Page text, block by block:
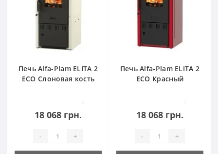
Печь Alfa-Plam ELITA 2
ECO Слоновая кость
18 068 грн.
- +
Печь Alfa-Plam ELITA 2
ECO Красный
18 068 грн.
- +